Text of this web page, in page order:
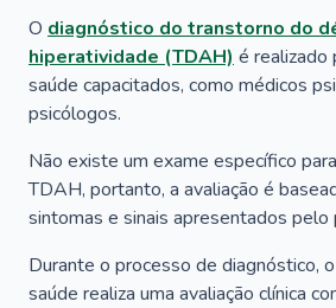
O diagnóstico do transtorno do
hiperatividade (TDAH)é realizado
saúde capacitados, como médicos
psicólogos.
Não existe um exame específico
TDAH, portanto, a avaliação é
sintomas e sinais apresentados pelo
Durante o processo de diagnóstico,
saúde realiza uma avaliação clínica